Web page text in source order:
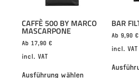
CAFFÈ 500 BY MARCO
MASCARPONE
Ab 17,90 €
incl. VAT
Ausführung wählen
BAR
Ab 9,90€
incl. VAT